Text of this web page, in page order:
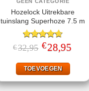
Hozelock Uitrekbare
tuinslang Superhoze 7.5 m
Gewaardeerd
4.67uit 5
€32,95 Oorspronkelijke
prijs
€32,95.
€28,95prijs
TOEVOEGEN